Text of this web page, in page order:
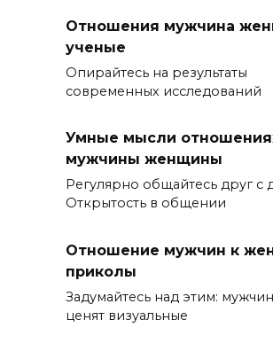
Отношения мужчина
ученые
Опирайтесь на результаты
современных исследований
Умные мысли
мужчины женщины
Регулярно общайтесь друг с
Открытость в общении
Отношение мужчин к
приколы
Задумайтесь над этим:
ценят визуальные